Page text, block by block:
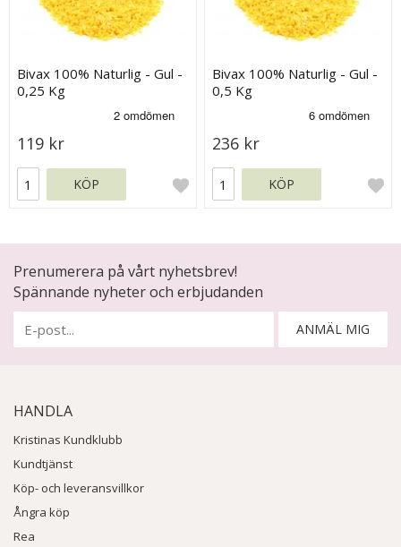
Bivax 100% Naturlig - Gul -
0,25 Kg
119 kr
KÖP
Bivax 100% Naturlig - Gul -
0,5 Kg
236 kr
KÖP
Prenumerera på vårt nyhetsbrev!
Spännande nyheter och erbjudanden
ANMÄL MIG
HANDLA
Kristinas Kundklubb
Kundtjänst
Köp- och leveransvillkor
Ångra köp
Rea